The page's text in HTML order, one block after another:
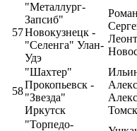
57
"Металлург-
Запсиб"
Новокузнецк -
"Селенга" Улан-
Удэ
58
"Шахтер"
Прокопьевск -
"Звезда"
Иркутск
Томск
"Торпедо-